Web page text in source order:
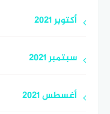
أكتوبر 2021
سبتمبر 2021
أغسطس 2021